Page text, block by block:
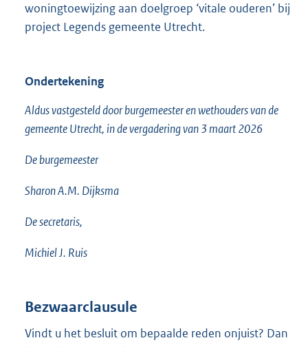
woningtoewijzing aan doelgroep ‘vitale ouderen’ bij
project Legends gemeente Utrecht.
Ondertekening
Aldus vastgesteld door burgemeester en wethouders van de
gemeente Utrecht, in de vergadering van 3 maart 2026
De burgemeester
Sharon A.M. Dijksma
De secretaris,
Michiel J. Ruis
Bezwaarclausule
Vindt u het besluit om bepaalde reden onjuist? Dan